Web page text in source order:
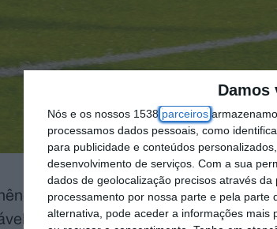
Damos
Nós e os nossos 1538parceiros
processamos dados pessoais, como
para publicidade e conteúdos
desenvolvimento de serviços. Com a sua
dados de geolocalização precisos através
processamento por nossa parte e pela parte
alternativa, pode aceder a informações
na I Liga de futebol e em Rio
dos lisboetas, na apresentação